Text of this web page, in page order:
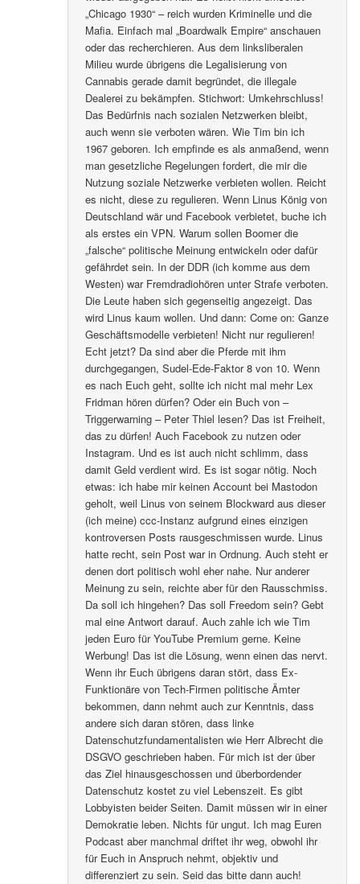
„Chicago 1930“ – reich wurden Kriminelle und die
Mafia. Einfach mal „Boardwalk Empire“ anschauen
oder das recherchieren. Aus dem linksliberalen
Milieu wurde übrigens die Legalisierung von
Cannabis gerade damit begründet, die illegale
Dealerei zu bekämpfen. Stichwort: Umkehrschluss!
Das Bedürfnis nach sozialen Netzwerken bleibt,
auch wenn sie verboten wären. Wie Tim bin ich
1967 geboren. Ich empfinde es als anmaßend, wenn
man gesetzliche Regelungen fordert, die mir die
Nutzung soziale Netzwerke verbieten wollen. Reicht
es nicht, diese zu regulieren. Wenn Linus König von
Deutschland wär und Facebook verbietet, buche ich
als erstes ein VPN. Warum sollen Boomer die
„falsche“ politische Meinung entwickeln oder dafür
gefährdet sein. In der DDR (ich komme aus dem
Westen) war Fremdradiohören unter Strafe verboten.
Die Leute haben sich gegenseitig angezeigt. Das
wird Linus kaum wollen. Und dann: Come on: Ganze
Geschäftsmodelle verbieten! Nicht nur regulieren!
Echt jetzt? Da sind aber die Pferde mit ihm
durchgegangen, Sudel-Ede-Faktor 8 von 10. Wenn
es nach Euch geht, sollte ich nicht mal mehr Lex
Fridman hören dürfen? Oder ein Buch von –
Triggerwarning – Peter Thiel lesen? Das ist Freiheit,
das zu dürfen! Auch Facebook zu nutzen oder
Instagram. Und es ist auch nicht schlimm, dass
damit Geld verdient wird. Es ist sogar nötig. Noch
etwas: ich habe mir keinen Account bei Mastodon
geholt, weil Linus von seinem Blockward aus dieser
(ich meine) ccc-Instanz aufgrund eines einzigen
kontroversen Posts rausgeschmissen wurde. Linus
hatte recht, sein Post war in Ordnung. Auch steht er
denen dort politisch wohl eher nahe. Nur anderer
Meinung zu sein, reichte aber für den Rausschmiss.
Da soll ich hingehen? Das soll Freedom sein? Gebt
mal eine Antwort darauf. Auch zahle ich wie Tim
jeden Euro für YouTube Premium gerne. Keine
Werbung! Das ist die Lösung, wenn einen das nervt.
Wenn ihr Euch übrigens daran stört, dass Ex-
Funktionäre von Tech-Firmen politische Ämter
bekommen, dann nehmt auch zur Kenntnis, dass
andere sich daran stören, dass linke
Datenschutzfundamentalisten wie Herr Albrecht die
DSGVO geschrieben haben. Für mich ist der über
das Ziel hinausgeschossen und überbordender
Datenschutz kostet zu viel Lebenszeit. Es gibt
Lobbyisten beider Seiten. Damit müssen wir in einer
Demokratie leben. Nichts für ungut. Ich mag Euren
Podcast aber manchmal driftet ihr weg, obwohl ihr
für Euch in Anspruch nehmt, objektiv und
differenziert zu sein. Seid das bitte dann auch!